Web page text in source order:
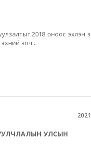
2018 оноос эхлэн
зоч...
УЛСЫН